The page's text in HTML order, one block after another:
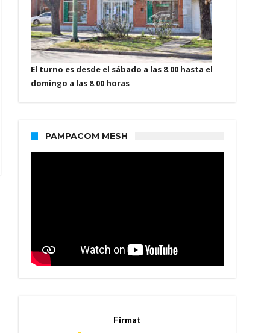
El turno es desde el sábado a las 8.00 hasta el
domingo a las 8.00 horas
PAMPACOM MESH
Firmat